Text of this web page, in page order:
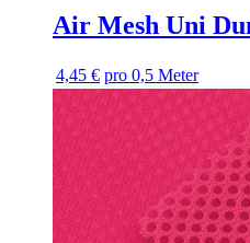
Air Mesh Uni
4,45 € pro 0,5 Meter